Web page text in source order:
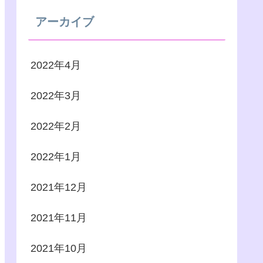
アーカイブ
2022年4月
2022年3月
2022年2月
2022年1月
2021年12月
2021年11月
2021年10月